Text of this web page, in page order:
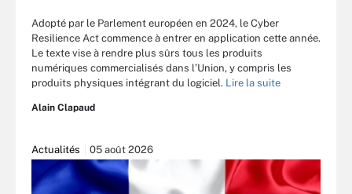
Adopté par le Parlement européen en 2024, le Cyber
Resilience Act commence à entrer en application cette année.
Le texte vise à rendre plus sûrs tous les produits
numériques commercialisés dans l’Union, y compris les
produits physiques intégrant du logiciel. Lire la suite
Alain Clapaud
Actualités 05 août 2026